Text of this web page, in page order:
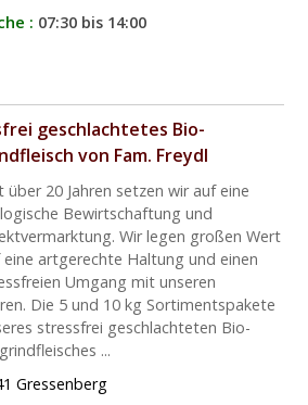
: 07:30 bis 14:00
geschlachtetes Bio-
von Fam. Freydl
über 20 Jahren setzen wir auf eine
Bewirtschaftung und
Wir legen großen Wert
eine artgerechte Haltung und einen
Umgang mit unseren
Die 5 und 10 kg Sortimentspakete
stressfrei geschlachteten Bio-
...
Gressenberg